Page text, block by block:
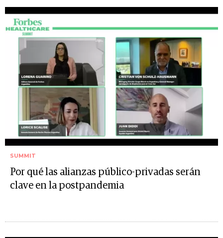
SUMMIT
Por qué las alianzas público-privadas serán
clave en la postpandemia